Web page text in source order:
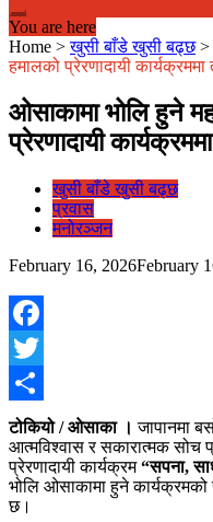
You are here
Home >खुसी बाँडे खुसी बढ्छ >
हमालको प्रेरणादायी कार्यक्रममा
ओसाकामा भोलि हुने
प्रेरणादायी
खुसी बाँडे खुसी बढ्छ
प्रवास
मनोरञ्जन
February 16, 2026February
Facebook
Twitter
Share
टोकियो / ओसाका । जापानमा
आत्मविश्वास र सकारात्मक सोच
प्रेरणादायी कार्यक्रम“सपना,
भोलि ओसाकामा हुने
छ।